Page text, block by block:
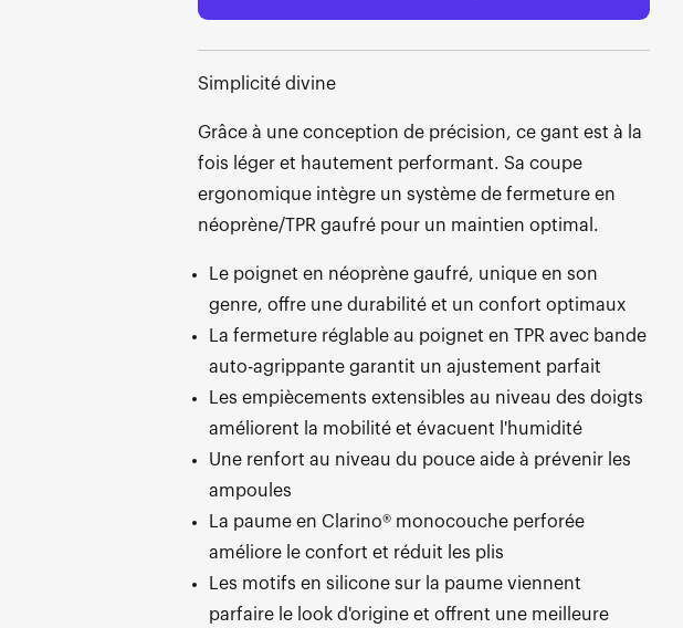
Simplicité divine
Grâce à une conception de précision, ce gant est à la
fois léger et hautement performant. Sa coupe
ergonomique intègre un système de fermeture en
néoprène/TPR gaufré pour un maintien optimal.
Le poignet en néoprène gaufré, unique en son
genre, offre une durabilité et un confort optimaux
La fermeture réglable au poignet en TPR avec bande
auto-agrippante garantit un ajustement parfait
Les empiècements extensibles au niveau des doigts
améliorent la mobilité et évacuent l'humidité
Une renfort au niveau du pouce aide à prévenir les
ampoules
La paume en Clarino® monocouche perforée
améliore le confort et réduit les plis
Les motifs en silicone sur la paume viennent
parfaire le look d'origine et offrent une meilleure